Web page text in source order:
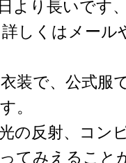
より長いです
しくはメール
装で、公式服
。
の反射、コン
てみえること